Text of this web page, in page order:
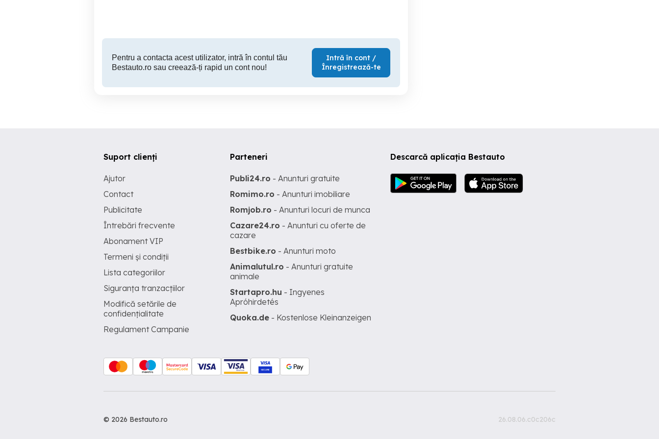
Pentru a contacta acest utilizator, intră în contul tău
Bestauto.ro sau creează-ți rapid un cont nou!
Intră în cont /
Înregistrează-te
Descarcă aplicația Bestauto
Suport clienți
Ajutor
Contact
Publicitate
Întrebări frecvente
Abonament VIP
Termeni și condiții
Lista categoriilor
Siguranța tranzacțiilor
Modifică setările de
confidențialitate
Regulament Campanie
Parteneri
Publi24.ro - Anunturi gratuite
Romimo.ro - Anunturi imobiliare
Romjob.ro - Anunturi locuri de munca
Cazare24.ro - Anunturi cu oferte de
cazare
Bestbike.ro - Anunturi moto
Animalutul.ro - Anunturi gratuite
animale
Startapro.hu - Ingyenes
Apróhirdetés
Quoka.de - Kostenlose Kleinanzeigen
© 2026 Bestauto.ro 26.08.06.c0c206c